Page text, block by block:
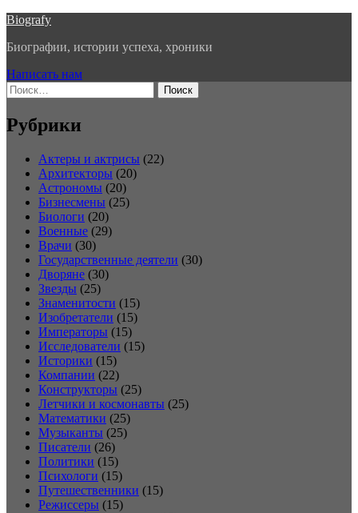
Перейти
содержимому
Biografy
Биографии, истории успеха, хроники
Написать нам
Найти:
Рубрики
Актеры и актрисы (22)
Архитекторы (20)
Астрономы (20)
Бизнесмены (25)
Биологи (20)
Военные (29)
Врачи (30)
Государственные деятели (30)
Дворяне (30)
Звезды (25)
Знаменитости (15)
Изобретатели (15)
Императоры (15)
Исследователи (15)
Историки (15)
Компании (22)
Конструкторы (25)
Летчики и космонавты (25)
Математики (25)
Музыканты (25)
Писатели (26)
Политики (15)
Психологи (15)
Путешественники (15)
Режиссеры (15)